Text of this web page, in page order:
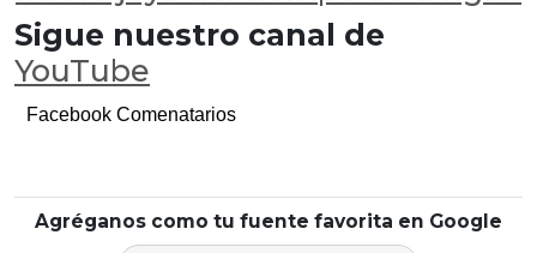
Sigue nuestro canal de
YouTube
Facebook Comenatarios
Agréganos como tu fuente favorita en Google